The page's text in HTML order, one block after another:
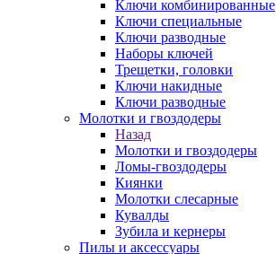
Ключи комбинированные
Ключи специальные
Ключи разводные
Наборы ключей
Трещетки, головки
Ключи накидные
Ключи разводные
Молотки и гвоздодеры
Назад
Молотки и гвоздодеры
Ломы-гвоздодеры
Киянки
Молотки слесарные
Кувалды
Зубила и кернеры
Пилы и аксессуары